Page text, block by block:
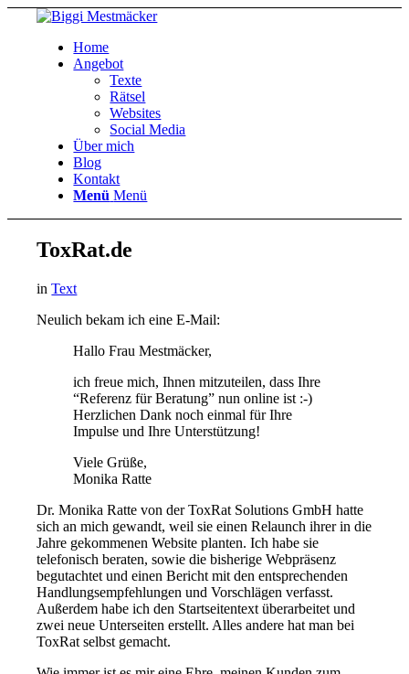
Home
Angebot
Texte
Rätsel
Websites
Social Media
Über mich
Blog
Kontakt
Menü Menü
ToxRat.de
inText
Neulich bekam ich eine E-Mail:
Hallo Frau Mestmäcker,
ich freue mich, Ihnen mitzuteilen, dass Ihre
“Referenz für Beratung” nun online ist :-)
Herzlichen Dank noch einmal für Ihre
Impulse und Ihre Unterstützung!
Viele Grüße,
Monika Ratte
Dr. Monika Ratte von der ToxRat Solutions GmbH hatte
sich an mich gewandt, weil sie einen Relaunch ihrer in die
Jahre gekommenen Website planten. Ich habe sie
telefonisch beraten, sowie die bisherige Webpräsenz
begutachtet und einen Bericht mit den entsprechenden
Handlungsempfehlungen und Vorschlägen verfasst.
Außerdem habe ich den Startseitentext überarbeitet und
zwei neue Unterseiten erstellt. Alles andere hat man bei
ToxRat selbst gemacht.